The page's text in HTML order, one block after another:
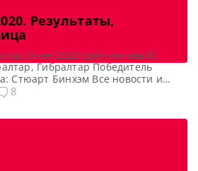
Результаты,
Опен 2020 (рейтинговый),
Гибралтар Победитель
Стюарт Бинхэм Все новости и
2020 Квалификация Gibraltar
8